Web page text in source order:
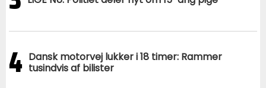
4 Dansk motorvej lukker i 18 timer: Rammer
tusindvis af bilister